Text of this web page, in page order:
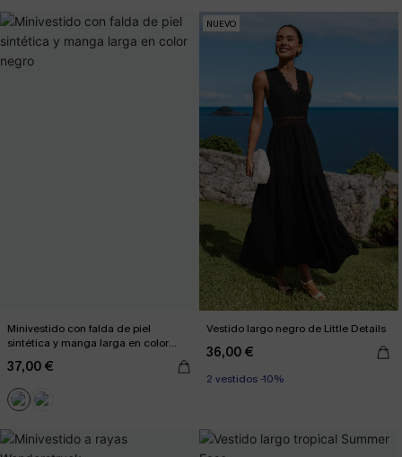
Minivestido con falda de piel
sintética y manga larga en color
37,00 €
NUEVO
Vestido largo negro de Little Details
36,00 €
2 vestidos -10%